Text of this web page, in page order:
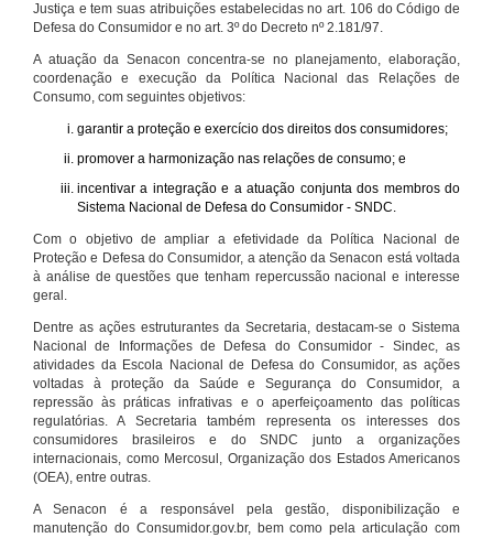
Justiça e tem suas atribuições estabelecidas no art. 106 do Código de
Defesa do Consumidor e no art. 3º do Decreto nº 2.181/97.
A atuação da Senacon concentra-se no planejamento, elaboração,
coordenação e execução da Política Nacional das Relações de
Consumo, com seguintes objetivos:
garantir a proteção e exercício dos direitos dos consumidores;
promover a harmonização nas relações de consumo; e
incentivar a integração e a atuação conjunta dos membros do
Sistema Nacional de Defesa do Consumidor - SNDC.
Com o objetivo de ampliar a efetividade da Política Nacional de
Proteção e Defesa do Consumidor, a atenção da Senacon está voltada
à análise de questões que tenham repercussão nacional e interesse
geral.
Dentre as ações estruturantes da Secretaria, destacam-se o Sistema
Nacional de Informações de Defesa do Consumidor - Sindec, as
atividades da Escola Nacional de Defesa do Consumidor, as ações
voltadas à proteção da Saúde e Segurança do Consumidor, a
repressão às práticas infrativas e o aperfeiçoamento das políticas
regulatórias. A Secretaria também representa os interesses dos
consumidores brasileiros e do SNDC junto a organizações
internacionais, como Mercosul, Organização dos Estados Americanos
(OEA), entre outras.
A Senacon é a responsável pela gestão, disponibilização e
manutenção do Consumidor.gov.br, bem como pela articulação com